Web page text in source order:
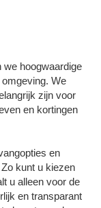
we hoogwaardige
We
zijn voor
en kortingen
en
kunt u kiezen
u alleen voor de
en transparant